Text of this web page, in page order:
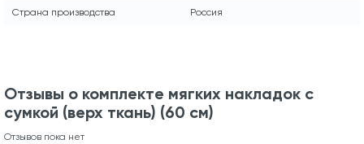
Страна производства Россия
Отзывы о комплекте мягких накладок с
сумкой (верх ткань) (60 см)
Отзывов пока нет